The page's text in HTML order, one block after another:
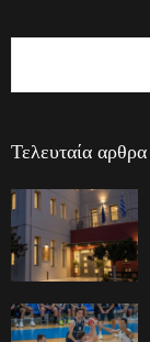
Τελευταία αρθρα